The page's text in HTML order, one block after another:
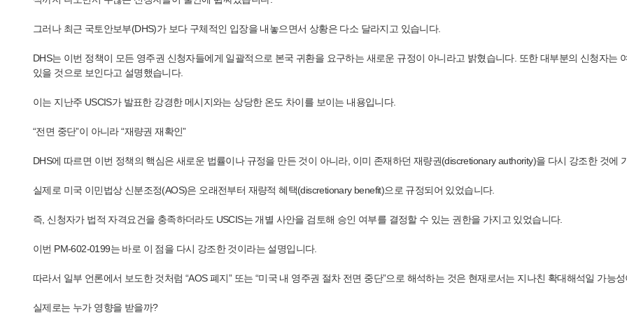
그러나 최근 국토안보부(DHS)가 보다 구체적인 입장을 내놓으면서 상황은 다소 달라지고 있습니다.
DHS는 이번 정책이 모든 영주권 신청자들에게 일괄적으로 본국 귀환을 요구하는 새로운 규정이 아니라고 밝혔습니다. 또한 대부분의 신청자는
있을 것으로 보인다고 설명했습니다.
이는 지난주 USCIS가 발표한 강경한 메시지와는 상당한 온도 차이를 보이는 내용입니다.
“전면 중단”이 아니라 “재량권 재확인”
DHS에 따르면 이번 정책의 핵심은 새로운 법률이나 규정을 만든 것이 아니라, 이미 존재하던 재량권(discretionary authority)을 다시 강조한 것에
실제로 미국 이민법상 신분조정(AOS)은 오래전부터 재량적 혜택(discretionary benefit)으로 규정되어 있었습니다.
즉, 신청자가 법적 자격요건을 충족하더라도 USCIS는 개별 사안을 검토해 승인 여부를 결정할 수 있는 권한을 가지고 있었습니다.
이번 PM-602-0199는 바로 이 점을 다시 강조한 것이라는 설명입니다.
따라서 일부 언론에서 보도한 것처럼 “AOS 폐지” 또는 “미국 내 영주권 절차 전면 중단”으로 해석하는 것은 현재로서는 지나친 확대해석일 가능
실제로는 누가 영향을 받을까?